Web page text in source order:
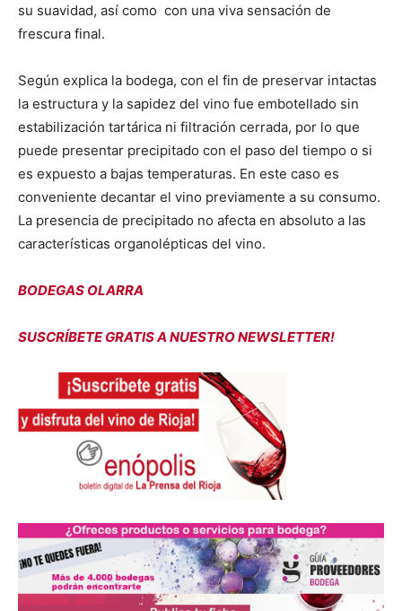
su suavidad, así como con una viva sensación de
frescura final.
Según explica la bodega, con el fin de preservar intactas
la estructura y la sapidez del vino fue embotellado sin
estabilización tartárica ni filtración cerrada, por lo que
puede presentar precipitado con el paso del tiempo o si
es expuesto a bajas temperaturas. En este caso es
conveniente decantar el vino previamente a su consumo.
La presencia de precipitado no afecta en absoluto a las
características organolépticas del vino.
BODEGAS OLARRA
SUSCRÍBETE GRATIS A NUESTRO NEWSLETTER!